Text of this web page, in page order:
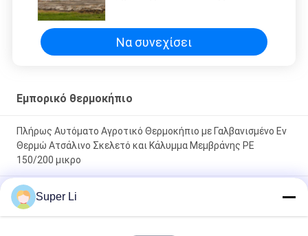
Να συνεχίσει
Εμπορικό θερμοκήπιο
Πλήρως Αυτόματο Αγροτικό Θερμοκήπιο με Γαλβανισμένο Εν
Θερμώ Ατσάλινο Σκελετό και Κάλυμμα Μεμβράνης PE
150/200 μικρο
Χειροκηπίο υψηλής διάστασης με θερμότατα γαλβανισμένο
ατσάλινο σωλήνα και κάλυψη από 150/200micro PE φιλμ με
χειροκίνητο ή ηλεκτρικό εξαερισμό
Super Li